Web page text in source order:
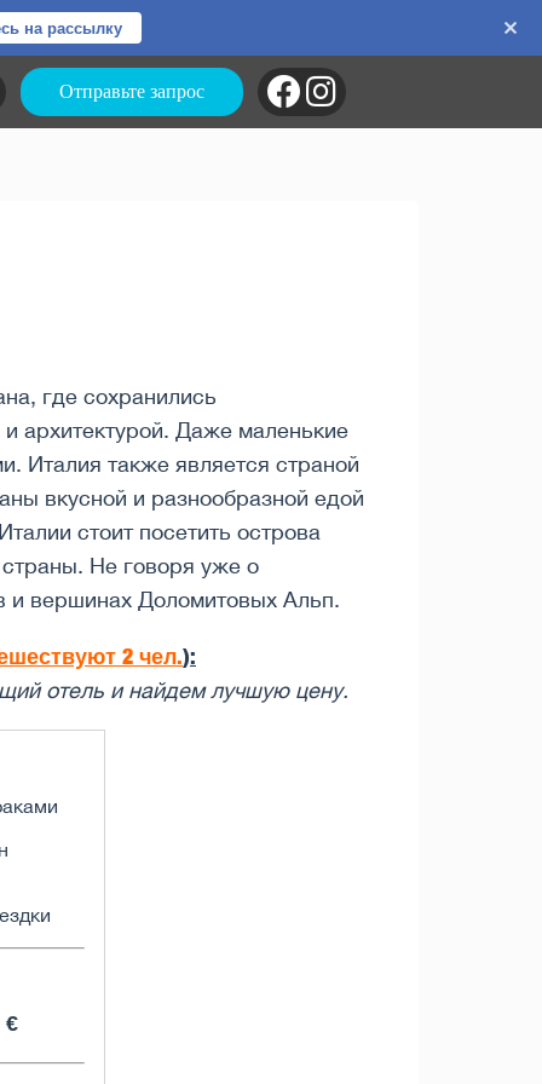
на рассылку
Отправьте запрос
где сохранились
архитектурой. Даже маленькие
Италия также является страной
вкусной и разнообразной едой
стоит посетить острова
Не говоря уже о
и вершинах Доломитовых Альп.
2 чел.):
отель и найдем лучшую цену.
€